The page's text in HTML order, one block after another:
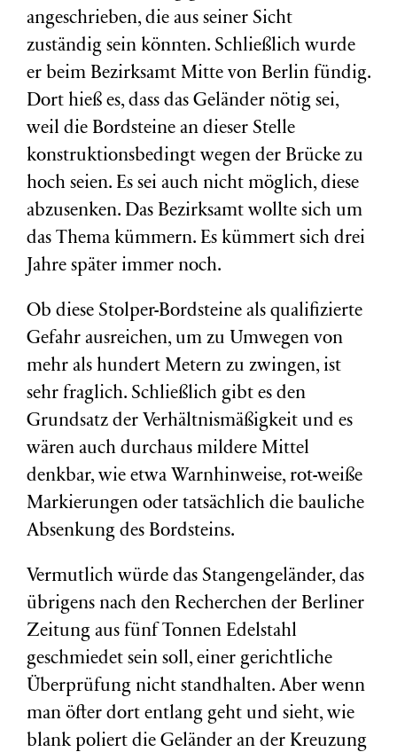
angeschrieben, die aus seiner Sicht
zuständig sein könnten. Schließlich wurde
er beim Bezirksamt Mitte von Berlin fündig.
Dort hieß es, dass das Geländer nötig sei,
weil die Bordsteine an dieser Stelle
konstruktionsbedingt wegen der Brücke zu
hoch seien. Es sei auch nicht möglich, diese
abzusenken. Das Bezirksamt wollte sich um
das Thema kümmern. Es kümmert sich drei
Jahre später immer noch.
Ob diese Stolper-Bordsteine als qualifizierte
Gefahr ausreichen, um zu Umwegen von
mehr als hundert Metern zu zwingen, ist
sehr fraglich. Schließlich gibt es den
Grundsatz der Verhältnismäßigkeit und es
wären auch durchaus mildere Mittel
denkbar, wie etwa Warnhinweise, rot-weiße
Markierungen oder tatsächlich die bauliche
Absenkung des Bordsteins.
Vermutlich würde das Stangengeländer, das
übrigens nach den Recherchen der Berliner
Zeitung aus fünf Tonnen Edelstahl
geschmiedet sein soll, einer gerichtliche
Überprüfung nicht standhalten. Aber wenn
man öfter dort entlang geht und sieht, wie
blank poliert die Geländer an der Kreuzung